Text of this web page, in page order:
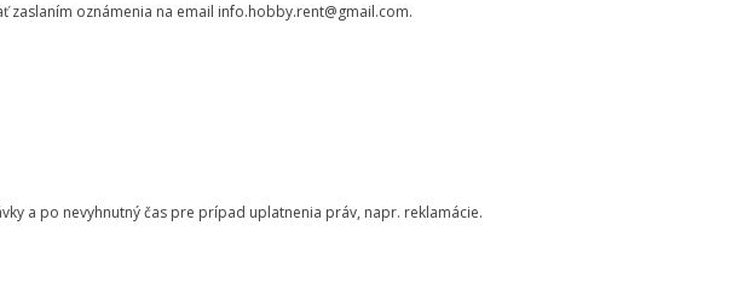
oznámenia na email info.hobby.rent@gmail.com.
a po nevyhnutný čas pre prípad uplatnenia práv, napr. reklamácie.